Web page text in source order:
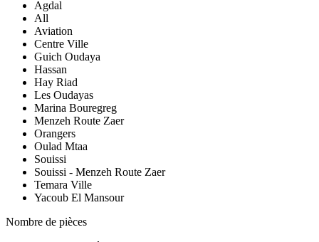
Agdal
All
Aviation
Centre Ville
Guich Oudaya
Hassan
Hay Riad
Les Oudayas
Marina Bouregreg
Menzeh Route Zaer
Orangers
Oulad Mtaa
Souissi
Souissi - Menzeh Route Zaer
Temara Ville
Yacoub El Mansour
Nombre de pièces